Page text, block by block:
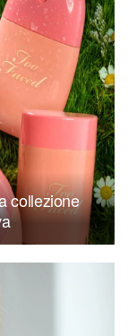
collezione